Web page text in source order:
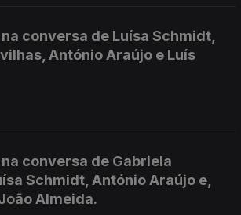
conversa de Luísa Schmidt,
António Araújo e Luís
conversa de Gabriela
Schmidt, António Araújo e,
Almeida.